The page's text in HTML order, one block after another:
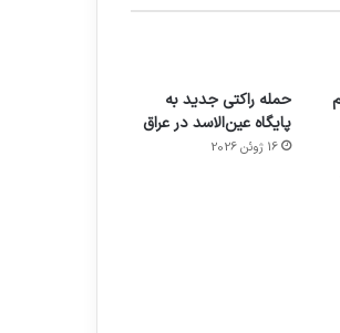
حمله راکتی جدید به
پایگاه عین‌الاسد در عراق
16 ژوئن 2026